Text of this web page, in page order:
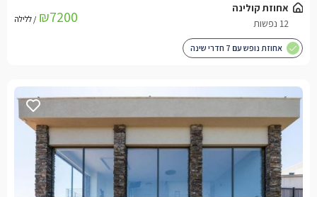
אחוזת קולינה
12 נפשות
₪7200 / ללילה
אחוזת נופש עם 7 חדרי שינה